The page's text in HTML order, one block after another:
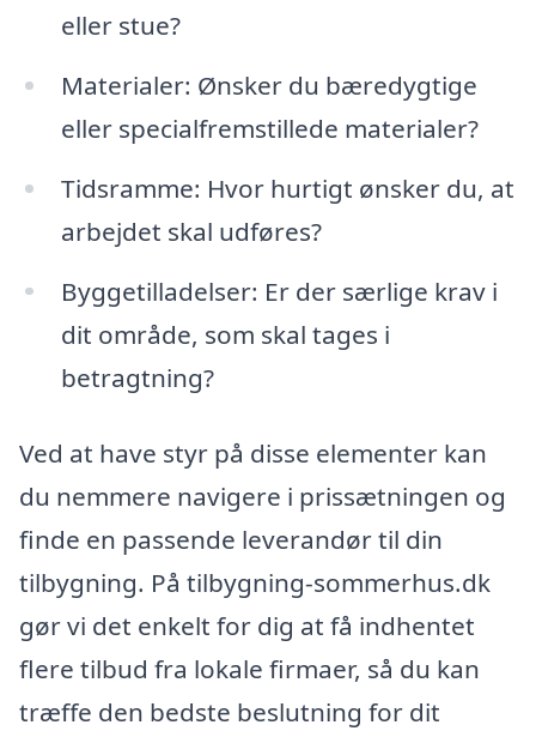
eller stue?
Materialer: Ønsker du bæredygtige
eller specialfremstillede materialer?
Tidsramme: Hvor hurtigt ønsker du, at
arbejdet skal udføres?
Byggetilladelser: Er der særlige krav i
dit område, som skal tages i
betragtning?
Ved at have styr på disse elementer kan
du nemmere navigere i prissætningen og
finde en passende leverandør til din
tilbygning. På tilbygning-sommerhus.dk
gør vi det enkelt for dig at få indhentet
flere tilbud fra lokale firmaer, så du kan
træffe den bedste beslutning for dit